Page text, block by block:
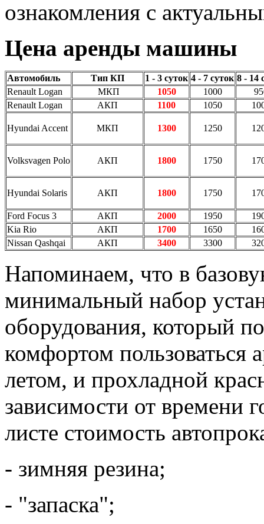
ознакомления с
Цена аренды машины
Автомобиль Тип КП 1 - 3 суток 4 - 7 суток 8 - 14
Renault Logan
МКП 1050 1000
Renault Logan
АКП 1100 1050
Hyundai Accent МКП 1300 1250
Volksvagen Polo АКП 1800 1750
Hyundai Solaris АКП 1800 1750
Ford Focus 3 АКП 2000 1950
Kia Rio
АКП 1700 1650
Nissan Qashqai
АКП 3400 3300
Напоминаем, что в
минимальный набор
оборудования, который
комфортом
летом, и прохладной
зависимости от времени
листе стоимость
- зимняя резина;
- "запаска";